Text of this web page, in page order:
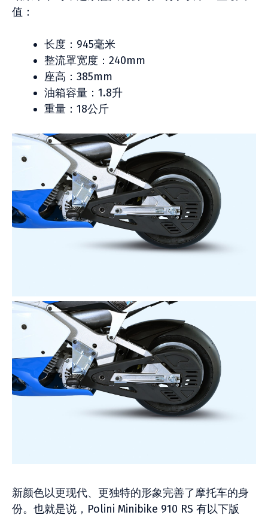
值：
长度：945毫米
整流罩宽度：240mm
座高：385mm
油箱容量：1.8升
重量：18公斤
新颜色以更现代、更独特的形象完善了摩托车的身
份。也就是说，Polini Minibike 910 RS 有以下版